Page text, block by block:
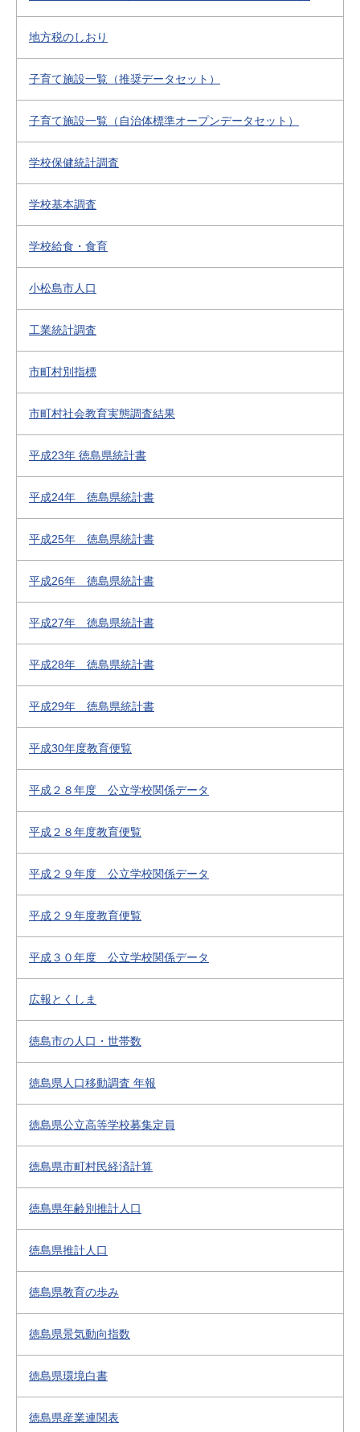
地方税のしおり
子育て施設一覧（推奨データセット）
子育て施設一覧（自治体標準オープンデータセット）
学校保健統計調査
学校基本調査
学校給食・食育
小松島市人口
工業統計調査
市町村別指標
市町村社会教育実態調査結果
平成23年 徳島県統計書
平成24年 徳島県統計書
平成25年 徳島県統計書
平成26年 徳島県統計書
平成27年 徳島県統計書
平成28年 徳島県統計書
平成29年 徳島県統計書
平成30年度教育便覧
平成２８年度 公立学校関係データ
平成２８年度教育便覧
平成２９年度 公立学校関係データ
平成２９年度教育便覧
平成３０年度 公立学校関係データ
広報とくしま
徳島市の人口・世帯数
徳島県人口移動調査 年報
徳島県公立高等学校募集定員
徳島県市町村民経済計算
徳島県年齢別推計人口
徳島県推計人口
徳島県教育の歩み
徳島県景気動向指数
徳島県環境白書
徳島県産業連関表